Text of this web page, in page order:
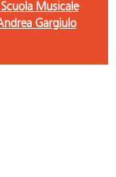
Musicale
Gargiulo